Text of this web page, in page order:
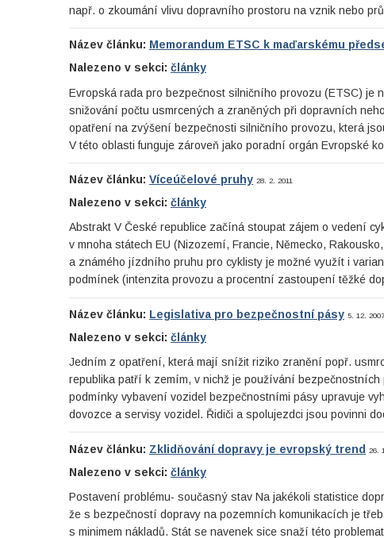
např. o zkoumání vlivu dopravního prostoru na vznik nebo
Název článku: Memorandum ETSC k maďarskému
Nalezeno v sekci: články
Evropská rada pro bezpečnost silničního provozu (ETSC) je
snižování počtu usmrcených a zraněných při dopravních
opatření na zvýšení bezpečnosti silničního provozu, která
V této oblasti funguje zároveň jako poradní orgán Evropské
Název článku: Víceúčelové pruhy 28. 2. 2011
Nalezeno v sekci: články
Abstrakt V České republice začíná stoupat zájem o vedení
v mnoha státech EU (Nizozemí, Francie, Německo,
a známého jízdního pruhu pro cyklisty je možné využít i
podmínek (intenzita provozu a procentní zastoupení těžké
Název článku: Legislativa pro bezpečnostní pásy 5. 12. 2007
Nalezeno v sekci: články
Jedním z opatření, která mají snížit riziko zranění popř.
republika patří k zemím, v nichž je používání
podmínky vybavení vozidel bezpečnostními pásy upravuje
dovozce a servisy vozidel. Řidiči a spolujezdci jsou povinni
Název článku: Zklidňování dopravy je evropský trend 26.
Nalezeno v sekci: články
Postavení problému- současný stav Na jakékoli statistice
že s bezpečností dopravy na pozemních komunikacích je
s minimem nákladů. Stát se navenek sice snaží této